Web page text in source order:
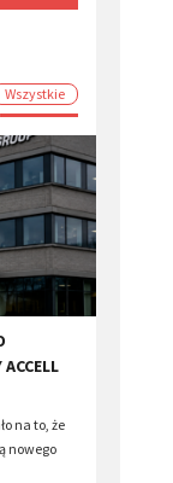
Wszystkie
na to, że
nowego